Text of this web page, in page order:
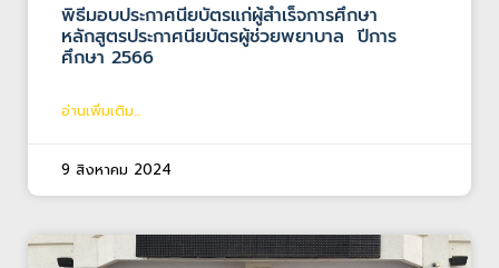
พิธีมอบประกาศนียบัตรแก่ผู้สำเร็จการศึกษา
หลักสูตรประกาศนียบัตรผู้ช่วยพยาบาล ปีการ
ศึกษา 2566
อ่านเพิ่มเติม...
9 สิงหาคม 2024